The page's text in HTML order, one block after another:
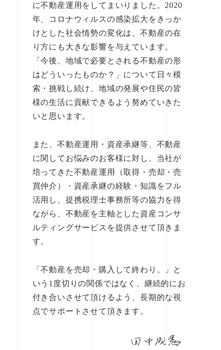
に不動産運用をしてまいりました。2020
年、コロナウィルスの感染拡大をきっか
けとした社会情勢の変化は、不動産の在
り方にも大きな影響を与えています。
「今後、地域で必要とされる不動産の形
はどういったものか？」について日々模
索・挑戦し続け、地域の発展や住民の皆
様の生活に貢献できるよう努めていきた
いと思います。
また、不動産運用・資産承継等、不動産
に関してお悩みのお客様に対し、当社が
培ってきた不動産運用（取得・売却・売
買仲介）・資産承継の経験・知識をフル
活用し、提携税理士事務所等の協力を得
ながら、不動産を主軸とした資産コンサ
ルティングサービスを提供させて頂きま
す。
「不動産を売却・購入して終わり。」と
いう1度切りの関係ではなく、継続的にお
付き合いさせて頂けるよう、長期的な視
点でサポートさせて頂きます。